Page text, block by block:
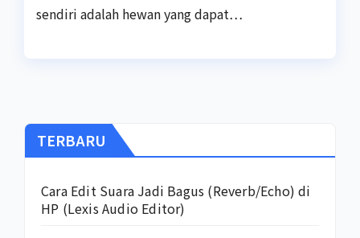
sendiri adalah hewan yang dapat…
TERBARU
Cara Edit Suara Jadi Bagus (Reverb/Echo) di
HP (Lexis Audio Editor)